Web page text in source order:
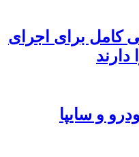
کامل برای اجرای
دارند
و سایپا